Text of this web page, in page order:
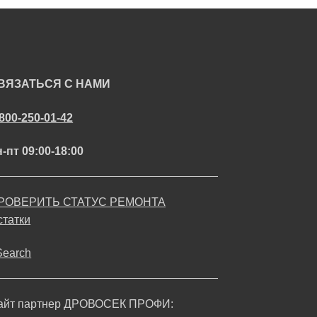
С НАМИ
250-01-42
пт 09:00-18:00
СТАТУС РЕМОНТА
партнер ДРОВОСЕК ПРОФИ: